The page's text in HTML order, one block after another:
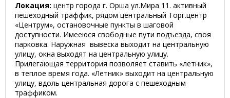
Локация: центр города г. Орша ул.Мира 11. активный
пешеходный траффик, рядом центральный Торг.центр
«Центрум», остановочные пункты в шаговой
доступности. Имееюся свободные пути подъезда, своя
парковка. Наружная вывеска выходит на центральную
улицу, окна выходят на центральную улицу.
Прилегающая территория позволяет ставить «летник»,
в теплое время года. «Летник» выходит на центральную
улицу, вдоль центральная дорога с пешеходным
траффиком.